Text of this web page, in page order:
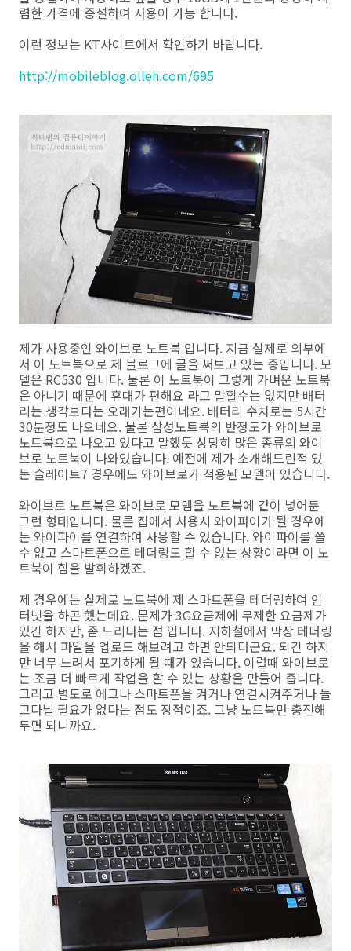
렴한 가격에 증설하여 사용이 가능 합니다.
이런 정보는 KT사이트에서 확인하기 바랍니다.
http://mobileblog.olleh.com/695
제가 사용중인 와이브로 노트북 입니다. 지금 실제로 외부에
서 이 노트북으로 제 블로그에 글을 써보고 있는 중입니다. 모
델은 RC530 입니다. 물론 이 노트북이 그렇게 가벼운 노트북
은 아니기 때문에 휴대가 편해요 라고 말할수는 없지만 배터
리는 생각보다는 오래가는편이네요. 배터리 수치로는 5시간
30분정도 나오네요. 물론 삼성노트북의 반정도가 와이브로
노트북으로 나오고 있다고 말했듯 상당히 많은 종류의 와이
브로 노트북이 나와있습니다. 예전에 제가 소개해드린적 있
는 슬레이트7 경우에도 와이브로가 적용된 모델이 있습니다.
와이브로 노트북은 와이브로 모뎀을 노트북에 같이 넣어둔
그런 형태입니다. 물론 집에서 사용시 와이파이가 될 경우에
는 와이파이를 연결하여 사용할 수 있습니다. 와이파이를 쓸
수 없고 스마트폰으로 테더링도 할 수 없는 상황이라면 이 노
트북이 힘을 발휘하겠죠.
제 경우에는 실제로 노트북에 제 스마트폰을 테더링하여 인
터넷을 하곤 했는데요. 문제가 3G요금제에 무제한 요금제가
있긴 하지만, 좀 느리다는 점 입니다. 지하철에서 막상 테더링
을 해서 파일을 업로드 해보려고 하면 안되더군요. 되긴 하지
만 너무 느려서 포기하게 될 때가 있습니다. 이럴때 와이브로
는 조금 더 빠르게 작업을 할 수 있는 상황을 만들어 줍니다.
그리고 별도로 에그나 스마트폰을 켜거나 연결시켜주거나 들
고다닐 필요가 없다는 점도 장점이죠. 그냥 노트북만 충전해
두면 되니까요.